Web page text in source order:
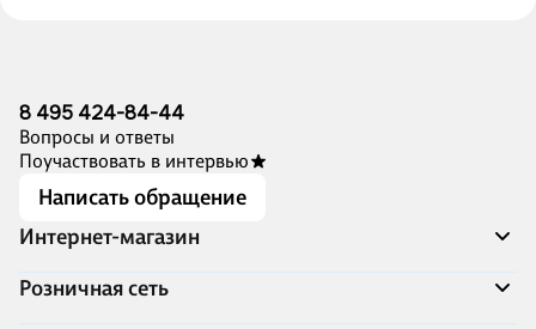
8 495 424-84-44
Вопросы и ответы
Поучаствовать в интервью
Написать обращение
Интернет-магазин
Акции
Розничная сеть